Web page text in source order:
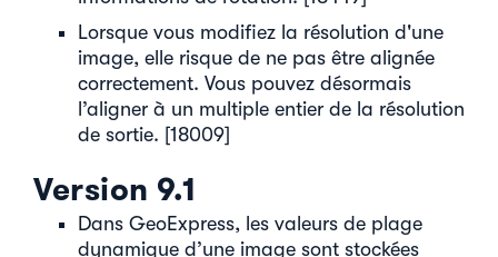
Lorsque vous modifiez la résolution d'une
image, elle risque de ne pas être alignée
correctement. Vous pouvez désormais
l’aligner à un multiple entier de la résolution
de sortie. [18009]
Version 9.1
Dans GeoExpress, les valeurs de plage
dynamique d’une image sont stockées